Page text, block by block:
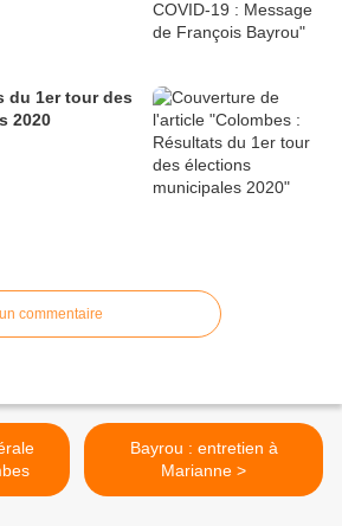
du 1er tour des
2020
commentaire
Bayrou : entretien à
Marianne >